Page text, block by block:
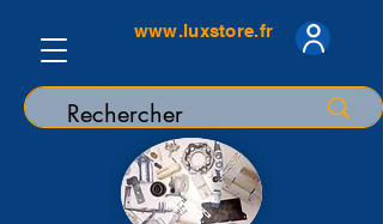
www.luxstore.fr